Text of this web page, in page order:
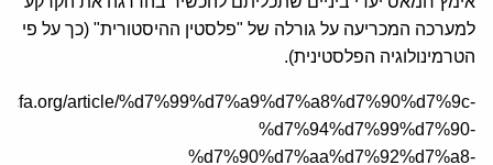
למערכה המכריעה על גורלה של "פלסטין ההיסטורית" (כך על פי
הטרמינולוגיה הפלסטינית).
article/%d7%99%d7%a9%d7%a8%d7%90%d7%9c-
%d7%94%d7%99%d7%90-
%d7%90%d7%aa%d7%92%d7%a8-